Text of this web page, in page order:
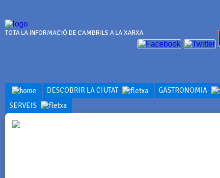
TOTA LA INFORMACIÓ DE CAMBRILS A LA XARXA
DESCOBRIR LA CIUTAT
GASTRONOMIA
SERVEIS